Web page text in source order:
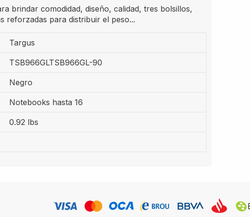
brindar comodidad, diseño, calidad, tres bolsillos,
reforzadas para distribuir el peso...
Targus
TSB966GLTSB966GL-90
Negro
Notebooks hasta 16
0.92 lbs